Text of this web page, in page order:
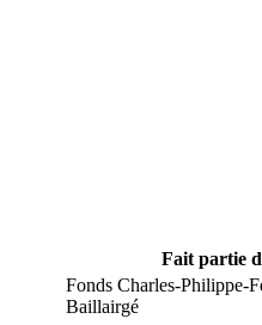
Fait partie
Fonds Charles-Philippe-
Baillairgé